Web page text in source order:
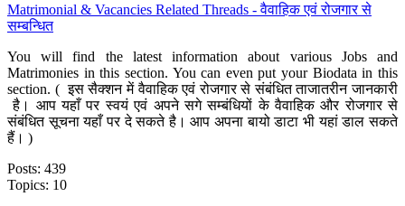
Matrimonial & Vacancies Related Threads - वैवाहिक एवं रोजगार से
सम्बन्धित
You will find the latest information about various Jobs and
Matrimonies in this section. You can even put your Biodata in this
section. ( इस सैक्शन में वैवाहिक एवं रोजगार से संबंधित ताजातरीन जानकारी
है। आप यहाँ पर स्वयं एवं अपने सगे सम्बंधियों के वैवाहिक और रोजगार से
संबंधित सूचना यहाँ पर दे सकते है। आप अपना बायो डाटा भी यहां डाल सकते
हैं। )
Posts: 439
Topics: 10